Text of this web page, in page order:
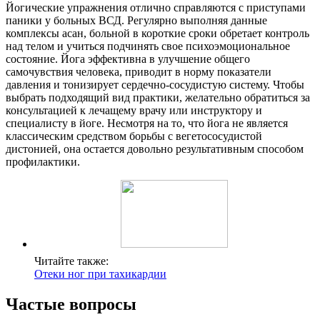
Йогические упражнения отлично справляются с приступами
паники у больных ВСД. Регулярно выполняя данные
комплексы асан, больной в короткие сроки обретает контроль
над телом и учиться подчинять свое психоэмоциональное
состояние. Йога эффективна в улучшение общего
самочувствия человека, приводит в норму показатели
давления и тонизирует сердечно-сосудистую систему. Чтобы
выбрать подходящий вид практики, желательно обратиться за
консультацией к лечащему врачу или инструктору и
специалисту в йоге. Несмотря на то, что йога не является
классическим средством борьбы с вегетососудистой
дистонией, она остается довольно результативным способом
профилактики.
Читайте также:
Отеки ног при тахикардии
Частые вопросы